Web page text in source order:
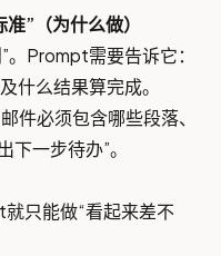
”（为什么做）
Prompt需要告诉它：
什么结果算完成。
件必须包含哪些段落、
一步待办”。
只能做“看起来差不